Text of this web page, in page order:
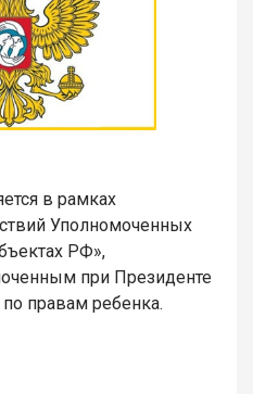
в рамках
Уполномоченных
РФ»,
при Президенте
правам ребенка.